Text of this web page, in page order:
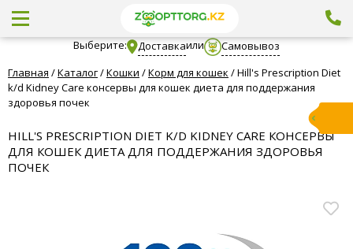
Выберите: Доставкаили
Самовывоз
Главная /Каталог/Кошки /Корм для кошек /Hill's Prescription Diet
k/d Kidney Care консервы для кошек диета для поддержания
здоровья почек
HILL'S PRESCRIPTION DIET K/D KIDNEY CARE КОНСЕРВЫ
ДЛЯ КОШЕК ДИЕТА ДЛЯ ПОДДЕРЖАНИЯ ЗДОРОВЬЯ
ПОЧЕК